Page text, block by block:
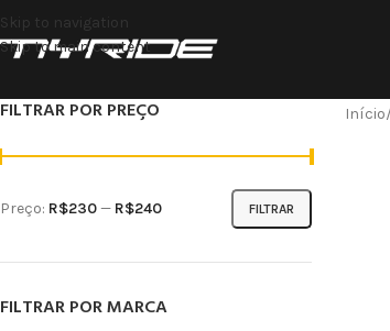
Skip to navigation
Skip to main content
FILTRAR POR PREÇO
FILTRAR
Preço: R$230— R$240
FILTRAR POR MARCA
Início